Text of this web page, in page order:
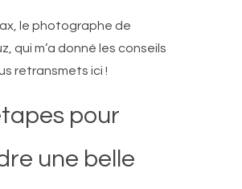
le photographe de
qui m’a donné les conseils
retransmets ici !
pour
une belle